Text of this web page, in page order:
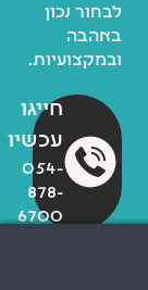
לבחור נכון
באהבה
ובמקצועיות.
חייגו
עכשיו
054-
878-
6700